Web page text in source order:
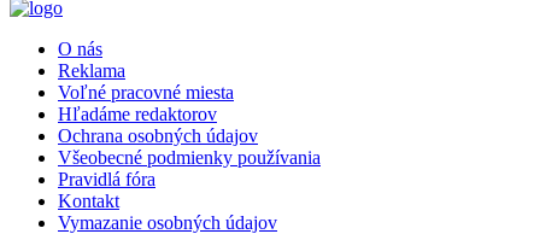
O nás
Reklama
Voľné pracovné miesta
Hľadáme redaktorov
Ochrana osobných údajov
Všeobecné podmienky používania
Pravidlá fóra
Kontakt
Vymazanie osobných údajov